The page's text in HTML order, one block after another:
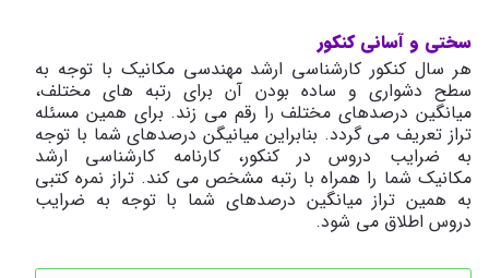
سختی و آسانی کنکور
هر سال کنکور کارشناسی ارشد مهندسی مکانیک با توجه به
سطح دشواری و ساده بودن آن برای رتبه های مختلف،
میانگین درصدهای مختلف را رقم می ­زند. برای همین مسئله
تراز تعریف می گردد. بنابراین میانیگن درصدهای شما با توجه
به ضرایب دروس در کنکور، کارنامه کارشناسی ارشد
مکانیک شما را همراه با رتبه مشخص می کند. تراز نمره کتبی
به همین تراز میانگین درصدهای شما با توجه به ضرایب
دروس اطلاق می شود.